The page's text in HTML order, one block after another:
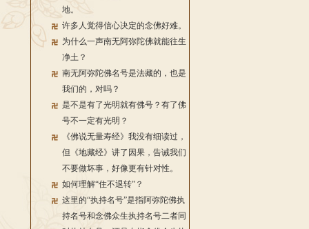
地。
许多人觉得信心决定的念佛好难。
为什么一声南无阿弥陀佛就能往生
净土？
南无阿弥陀佛名号是法藏的，也是
我们的，对吗？
是不是有了光明就有佛号？有了佛
号不一定有光明？
《佛说无量寿经》我没有细读过，
但《地藏经》讲了因果，告诫我们
不要做坏事，好像更有针对性。
如何理解“住不退转”？
这里的“执持名号”是指阿弥陀佛执
持名号和念佛众生执持名号二者同